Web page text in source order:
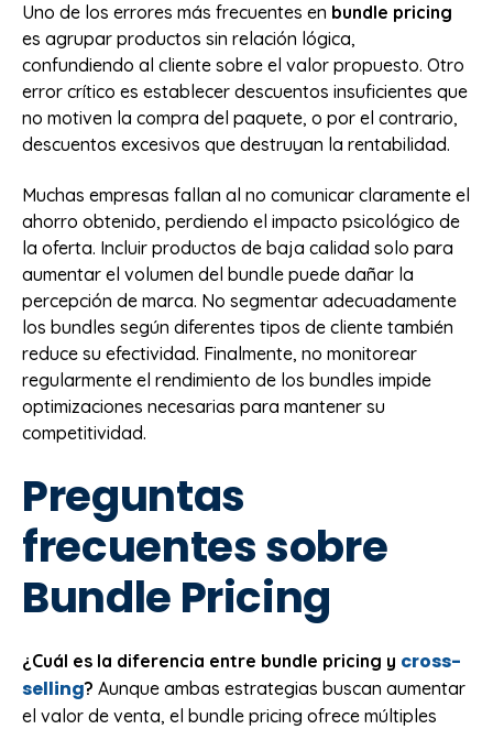
Uno de los errores más frecuentes en bundle pricing
es agrupar productos sin relación lógica,
confundiendo al cliente sobre el valor propuesto. Otro
error crítico es establecer descuentos insuficientes que
no motiven la compra del paquete, o por el contrario,
descuentos excesivos que destruyan la rentabilidad.
Muchas empresas fallan al no comunicar claramente el
ahorro obtenido, perdiendo el impacto psicológico de
la oferta. Incluir productos de baja calidad solo para
aumentar el volumen del bundle puede dañar la
percepción de marca. No segmentar adecuadamente
los bundles según diferentes tipos de cliente también
reduce su efectividad. Finalmente, no monitorear
regularmente el rendimiento de los bundles impide
optimizaciones necesarias para mantener su
competitividad.
Preguntas
frecuentes sobre
Bundle Pricing
¿Cuál es la diferencia entre bundle pricing y cross-
selling? Aunque ambas estrategias buscan aumentar
el valor de venta, el bundle pricing ofrece múltiples